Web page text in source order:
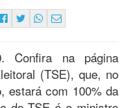
Confira na página
(TSE), que, no
estará com 100% da